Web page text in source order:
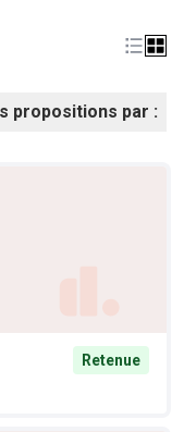
propositions par :
Retenue